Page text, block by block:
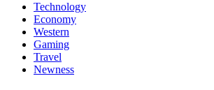
Technology
Economy
Western
Gaming
Travel
Newness